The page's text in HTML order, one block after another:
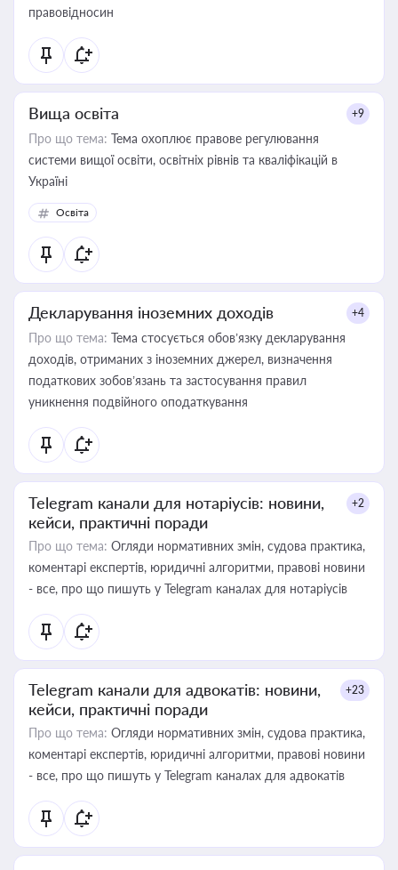
правовідносин
Вища освіта +9
Про що тема: Тема охоплює правове регулювання
системи вищої освіти, освітніх рівнів та кваліфікацій в
Україні
Освіта
Декларування іноземних доходів +4
Про що тема: Тема стосується обов’язку декларування
доходів, отриманих з іноземних джерел, визначення
податкових зобов’язань та застосування правил
уникнення подвійного оподаткування
Telegram канали для нотаріусів: новини,
кейси, практичні поради
+2
Про що тема: Огляди нормативних змін, судова практика,
коментарі експертів, юридичні алгоритми, правові новини
- все, про що пишуть у Telegram каналах для нотаріусів
Telegram канали для адвокатів: новини,
кейси, практичні поради
+23
Про що тема: Огляди нормативних змін, судова практика,
коментарі експертів, юридичні алгоритми, правові новини
- все, про що пишуть у Telegram каналах для адвокатів